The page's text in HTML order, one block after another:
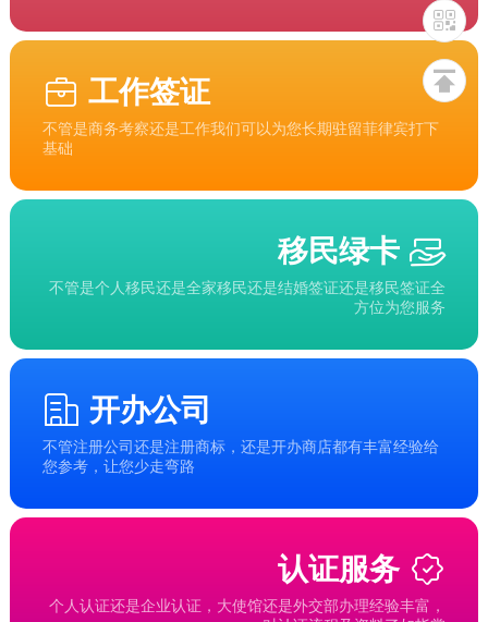
工作签证
不管是商务考察还是工作我们可以为您长期驻留菲律宾打下
基础
移民绿卡
不管是个人移民还是全家移民还是结婚签证还是移民签证全
方位为您服务
开办公司
不管注册公司还是注册商标，还是开办商店都有丰富经验给
您参考，让您少走弯路
认证服务
个人认证还是企业认证，大使馆还是外交部办理经验丰富，